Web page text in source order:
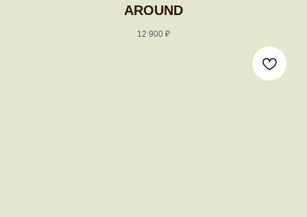
AROUND
12 900 ₽